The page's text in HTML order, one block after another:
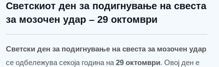
Светскиот ден за подигнување на свеста
за мозочен удар – 29 октомври
Светски ден за подигнување на свеста за мозочен удар
се одбележува секоја година на 29 октомври. Овој ден е